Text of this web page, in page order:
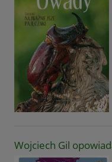
Wojciech Gil